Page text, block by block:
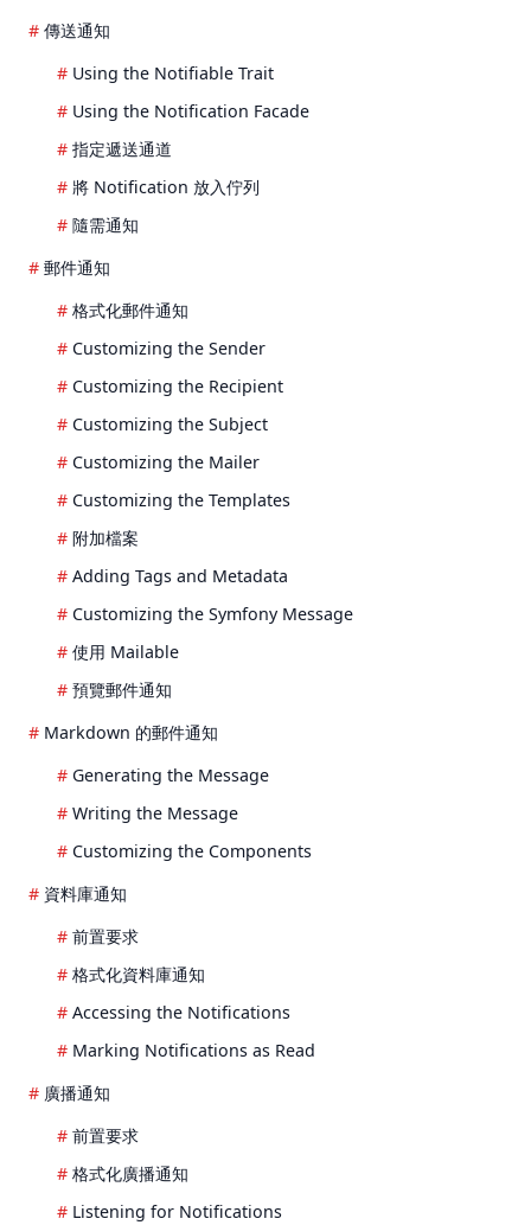
傳送通知
Using the Notifiable Trait
Using the Notification Facade
指定遞送通道
將 Notification 放入佇列
隨需通知
郵件通知
格式化郵件通知
Customizing the Sender
Customizing the Recipient
Customizing the Subject
Customizing the Mailer
Customizing the Templates
附加檔案
Adding Tags and Metadata
Customizing the Symfony Message
使用 Mailable
預覽郵件通知
Markdown 的郵件通知
Generating the Message
Writing the Message
Customizing the Components
資料庫通知
前置要求
格式化資料庫通知
Accessing the Notifications
Marking Notifications as Read
廣播通知
前置要求
格式化廣播通知
Listening for Notifications